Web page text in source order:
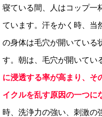
寝ている間、人はコップ一
ています。汗をかく時、当
の身体は毛穴が開いている
す。朝は、毛穴が開いてい
に浸透する率が高まり、そ
イクルを乱す原因の一つに
時、洗浄力の強い、刺激の